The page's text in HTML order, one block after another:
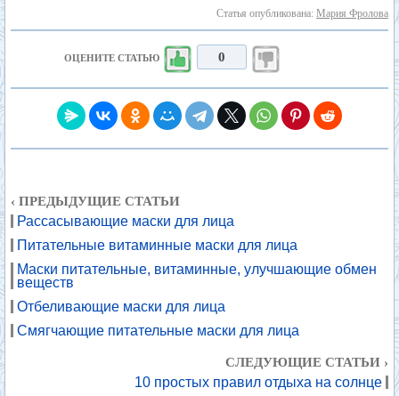
Статья опубликована: Мария Фролова
ОЦЕНИТЕ СТАТЬЮ 0
‹ ПРЕДЫДУЩИЕ СТАТЬИ
Рассасывающие маски для лица
Питательные витаминные маски для лица
Маски питательные, витаминные, улучшающие обмен
веществ
Отбеливающие маски для лица
Смягчающие питательные маски для лица
СЛЕДУЮЩИЕ СТАТЬИ ›
10 простых правил отдыха на солнце